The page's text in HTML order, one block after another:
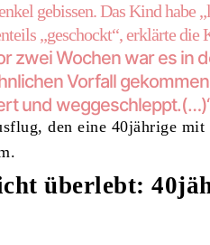
gebissen. Das Kind habe
„geschockt“, erklärte die
zwei Wochen war es in
Vorfall
und
den eine 40jährige
überlebt: